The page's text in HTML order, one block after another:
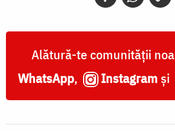
Alătură-te comunității
WhatsApp, Instagram și